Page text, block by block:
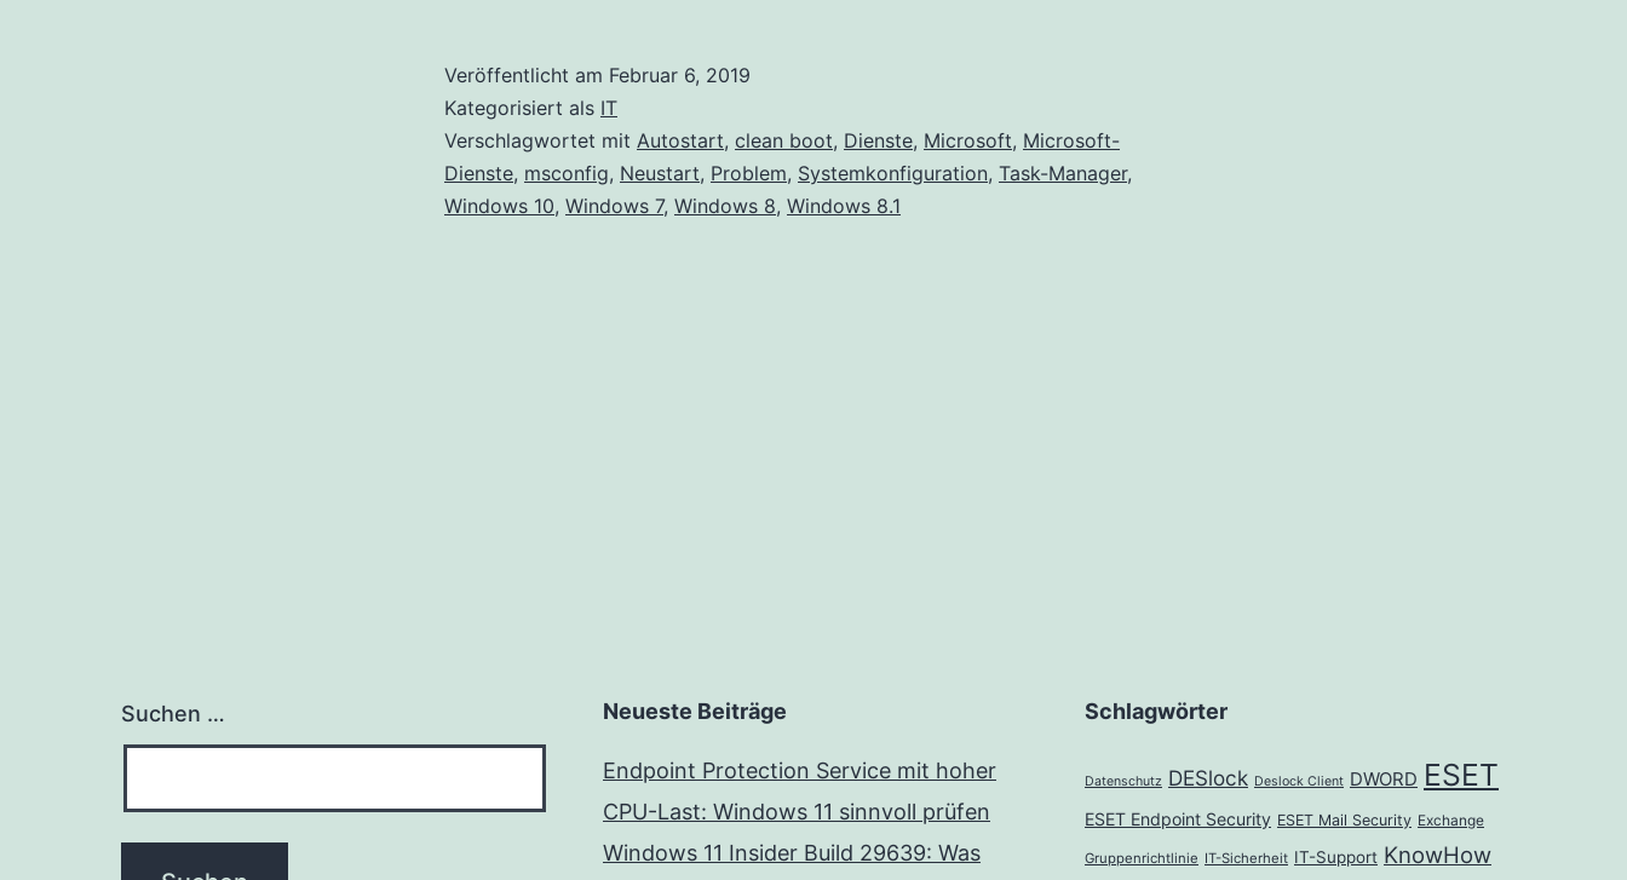
unter
Windows
10
Veröffentlicht am Februar 6, 2019
Kategorisiert als IT
Verschlagwortet mit Autostart, clean boot, Dienste, Microsoft, Microsoft-
Dienste, msconfig, Neustart, Problem, Systemkonfiguration, Task-Manager,
Windows 10, Windows 7, Windows 8, Windows 8.1
Suchen … Neueste Beiträge
Endpoint Protection Service mit hoher
CPU-Last: Windows 11 sinnvoll prüfen
Windows 11 Insider Build 29639: Was
Schlagwörter
Datenschutz DESlock Deslock Client DWORD ESET
ESET Endpoint Security ESET Mail Security Exchange
Gruppenrichtlinie IT-Sicherheit IT-Support KnowHow